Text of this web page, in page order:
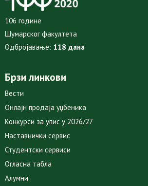
106 године
Шумарског факултета
Одбројавање: 118 дана
Брзи линкови
Вести
Онлајн продаја уџбеника
Конкурси за упис у 2026/27
Наставнички сервис
Студентски сервиси
Огласна табла
Алумни